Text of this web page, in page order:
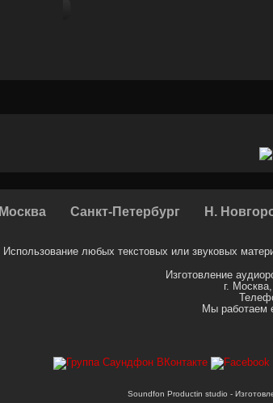
Москва Санкт-Петербург Н.
Использование любых текстовых или звуковых
Изготовление
г. Москва,
Мы работаем
Soundfon Productin studio -